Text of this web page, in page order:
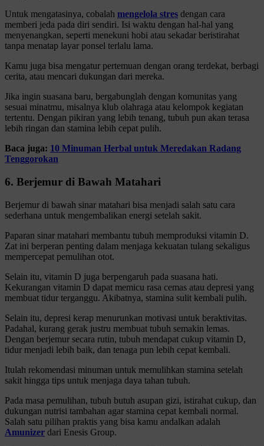
Untuk mengatasinya, cobalah mengelola stres dengan cara
memberi jeda pada diri sendiri. Isi waktu dengan hal-hal yang
menyenangkan, seperti menekuni hobi atau sekadar beristirahat
tanpa menatap layar ponsel terlalu lama.
Kamu juga bisa mengatur pertemuan dengan orang terdekat, berbagi
cerita, atau mencari dukungan dari mereka.
Jika ingin suasana baru, bergabunglah dengan komunitas yang
sesuai minatmu, misalnya klub olahraga atau kelompok kegiatan
tertentu. Dengan pikiran yang lebih tenang, tubuh pun akan terasa
lebih ringan dan stamina lebih cepat pulih.
Baca juga: 10 Minuman Herbal untuk Meredakan Radang
Tenggorokan
6. Berjemur di Bawah Matahari
Berjemur di bawah sinar matahari bisa menjadi salah satu cara
sederhana untuk mengembalikan energi setelah sakit.
Paparan sinar matahari membantu tubuh memproduksi vitamin D.
Zat ini berperan penting dalam menjaga kekuatan tulang sekaligus
mempercepat pemulihan otot.
Selain itu, vitamin D juga berpengaruh pada suasana hati.
Kekurangan vitamin D dapat memicu rasa cemas atau depresi yang
membuat tidur terganggu. Akibatnya, stamina sulit kembali pulih.
Selain itu, depresi kerap menurunkan motivasi untuk beraktivitas.
Padahal, kurang gerak justru membuat tubuh semakin lemas.
Dengan berjemur secara rutin, tubuh mendapat cukup vitamin D,
tidur menjadi lebih baik, dan tenaga pun lebih cepat kembali.
Itulah rekomendasi minuman untuk memulihkan stamina setelah
sakit hingga tips untuk menjaga daya tahan tubuh.
Pada masa pemulihan, tubuh butuh asupan gizi, istirahat cukup, dan
dukungan nutrisi tambahan agar stamina cepat kembali normal.
Salah satu pilihan praktis yang bisa kamu andalkan adalah
Amunizer dari Enesis Group.